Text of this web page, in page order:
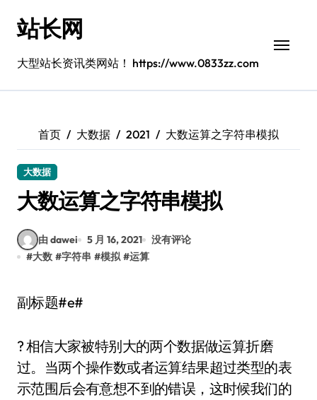
站长网
大型站长资讯类网站！ https://www.0833zz.com
首页 大数据 2021 大数运算之字符串模拟
大数据
大数运算之字符串模拟
由 dawei 5 月 16, 2021
没有评论
#大数 #字符串 #模拟 #运算
副标题#e#
? 相信大家被特别大的两个数据做运算折磨
过。当两个操作数或者运算结果超过类型的表
示范围后会有意想不到的错误，这时候我们的